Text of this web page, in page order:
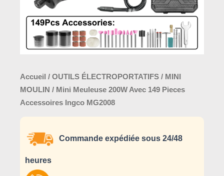
Accueil / OUTILS ÉLECTROPORTATIFS / MINI
MOULIN / Mini Meuleuse 200W Avec 149 Pieces
Accessoires Ingco MG2008
Commande expédiée sous 24/48
heures
MG2008